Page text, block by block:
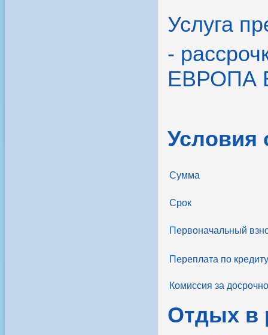
Услуга
-
ЕВРОПА
Сумма
Срок
Первоначальный
Переплата по кредиту
Комиссия за
Отдых в